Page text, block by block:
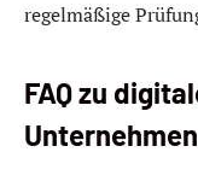
regelmäßige
FAQ zu
Unternehmen